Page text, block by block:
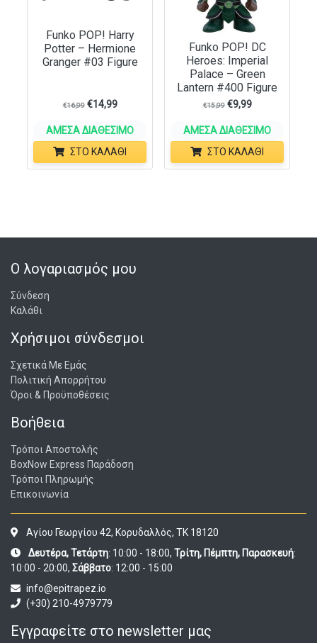
Funko POP! Harry
Potter – Hermione
Granger #03 Figure
€16,99 €14,99
ΆΜΕΣΑ ΔΙΑΘΈΣΙΜΟ
ΣΤΟ ΚΑΛΆΘΙ
Funko POP! DC
Heroes: Imperial
Palace – Green
Lantern #400 Figure
€15,99 €9,99
ΆΜΕΣΑ ΔΙΑΘΈΣΙΜΟ
ΣΤΟ ΚΑΛΆΘΙ
Ο λογαριασμός μου
Σύνδεση
Καλάθι
Χρήσιμοι σύνδεσμοι
Σχετικά Με Εμάς
Πολιτική Απορρήτου
Όροι & Προϋποθέσεις
Βοήθεια
Τρόποι Αποστολής
BoxNow Express Παράδοση
Τρόποι Πληρωμής
Επικοινωνία
Αγίου Γεωργίου 42, Κορυδαλλός, ΤΚ 18120
Δευτέρα, Τετάρτη: 10:00 - 18:00, Τρίτη, Πέμπτη, Παρασκευή:
10:00 - 20:00, Σάββατο: 12:00 - 15:00
info@epitrapez.io
(+30) 210-4979779
Εγγραφείτε στο newsletter μας